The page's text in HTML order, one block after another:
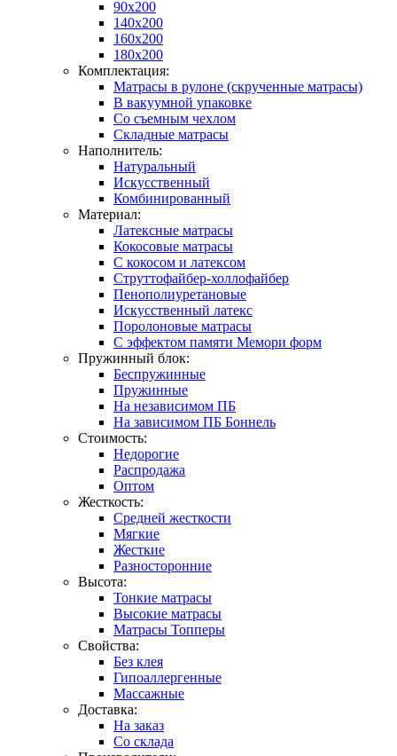
90x200
140x200
160x200
180x200
Комплектация:
Матрасы в рулоне (скрученные матрасы)
В вакуумной упаковке
Со съемным чехлом
Складные матрасы
Наполнитель:
Натуральный
Искусственный
Комбинированный
Материал:
Латексные матрасы
Кокосовые матрасы
С кокосом и латексом
Струттофайбер-холлофайбер
Пенополиуретановые
Искусственный латекс
Поролоновые матрасы
С эффектом памяти Мемори форм
Пружинный блок:
Беспружинные
Пружинные
На независимом ПБ
На зависимом ПБ Боннель
Стоимость:
Недорогие
Распродажа
Оптом
Жесткость:
Средней жесткости
Мягкие
Жесткие
Разносторонние
Высота:
Тонкие матрасы
Высокие матрасы
Матрасы Топперы
Свойства:
Без клея
Гипоаллергенные
Массажные
Доставка:
На заказ
Со склада